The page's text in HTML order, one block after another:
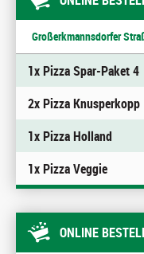
Großerkmannsdorfer
1x Pizza Spar-Paket 4
2x Pizza Knusperkopp
1x Pizza Holland
1x Pizza Veggie
ONLINE